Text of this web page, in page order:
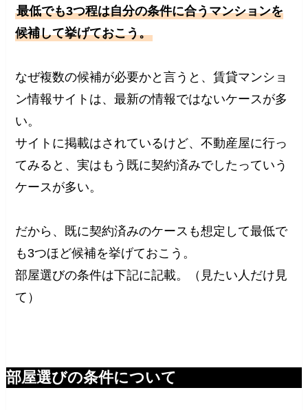
最低でも3つ程は自分の条件に合うマンションを
候補して挙げておこう。
なぜ複数の候補が必要かと言うと、賃貸マンショ
ン情報サイトは、最新の情報ではないケースが多
い。
サイトに掲載はされているけど、不動産屋に行っ
てみると、実はもう既に契約済みでしたっていう
ケースが多い。
だから、既に契約済みのケースも想定して最低で
も3つほど候補を挙げておこう。
部屋選びの条件は下記に記載。（見たい人だけ見
て）
部屋選びの条件について